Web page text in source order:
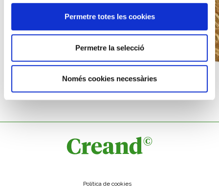
Permetre totes les cookies
Permetre la selecció
Només cookies necessàries
Política de cookies